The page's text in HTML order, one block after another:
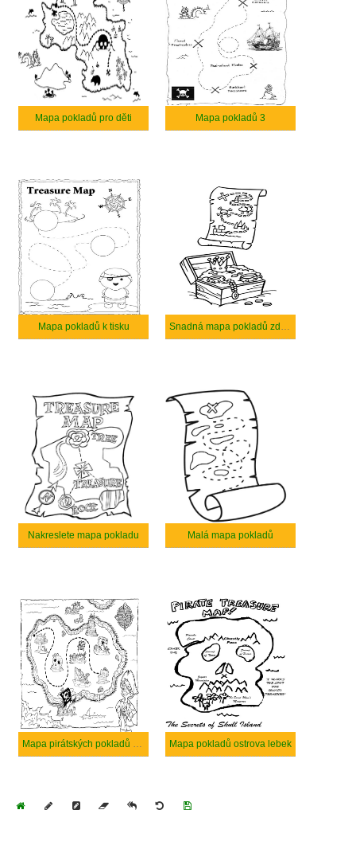
Mapa pokladů pro děti Mapa pokladů 3
Mapa pokladů k tisku
Nakreslete mapa pokladu Malá mapa pokladů
Mapa pokladů ostrova lebek